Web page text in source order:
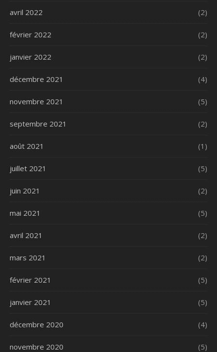
avril 2022 (2)
février 2022 (2)
janvier 2022 (2)
décembre 2021 (4)
novembre 2021 (5)
septembre 2021 (2)
août 2021 (1)
juillet 2021 (5)
juin 2021 (2)
mai 2021 (5)
avril 2021 (2)
mars 2021 (2)
février 2021 (5)
janvier 2021 (5)
décembre 2020 (4)
novembre 2020 (5)